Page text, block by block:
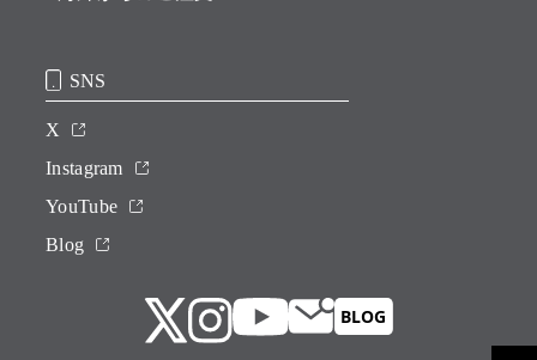
SNS
X
Instagram
YouTube
Blog